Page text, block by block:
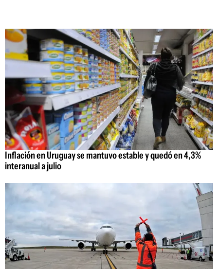
Inflación en Uruguay se mantuvo estable y quedó en 4,3%
interanual a julio